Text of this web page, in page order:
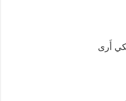
أَرى